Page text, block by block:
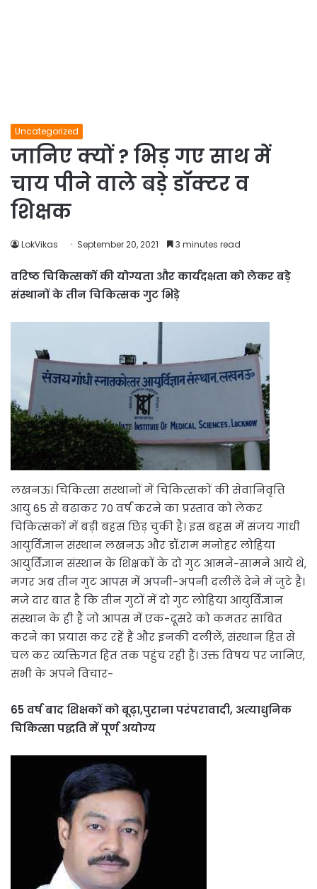
Uncategorized
जानिए क्यों ? भिड़ गए साथ में
चाय पीने वाले बड़े डॉक्टर व
शिक्षक
LokVikas September 20, 2021 3 minutes read
वरिष्ठ चिकित्सकों की योग्यता और कार्यदक्षता को लेकर बड़े
संस्थानों के तीन चिकित्सक गुट भिड़े
लखनऊ। चिकित्सा संस्थानों में चिकित्सकों की सेवानिवृत्ति
आयु 65 से बढ़ाकर 70 वर्ष करने का प्रस्ताव को लेकर
चिकित्सकों में बड़ी बहस छिड़ चुकी है। इस बहस में संजय गांधी
आयुर्विज्ञान संस्थान लखनऊ और डॉ.राम मनोहर लोहिया
आयुर्विज्ञान संस्थान के शिक्षकों के दो गुट आमने-सामने आये थे,
मगर अब तीन गुट आपस में अपनी-अपनी दलीलें देने में जुटे हैं।
मजे दार बात है कि तीन गुटों में दो गुट लोहिया आयुर्विज्ञान
संस्थान के ही हैं जो आपस में एक-दूसरे को कमतर साबित
करने का प्रयास कर रहें हैं और इनकी दलीलें, संस्थान हित से
चल कर व्यक्तिगत हित तक पहुंंच रही हैं। उक्त विषय पर जानिए,
सभी के अपने विचार-
65 वर्ष बाद शिक्षकों को बूढ़ा,पुराना परंपरावादी, अत्याधुनिक
चिकित्सा पद्धति में पूर्ण अयोग्य